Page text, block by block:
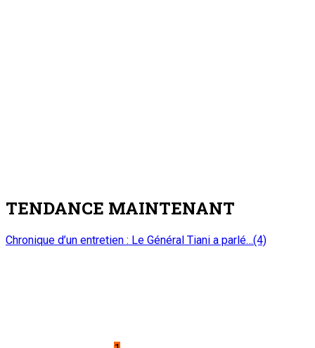
TENDANCE MAINTENANT
Chronique d’un entretien : Le Général Tiani a parlé…(4)